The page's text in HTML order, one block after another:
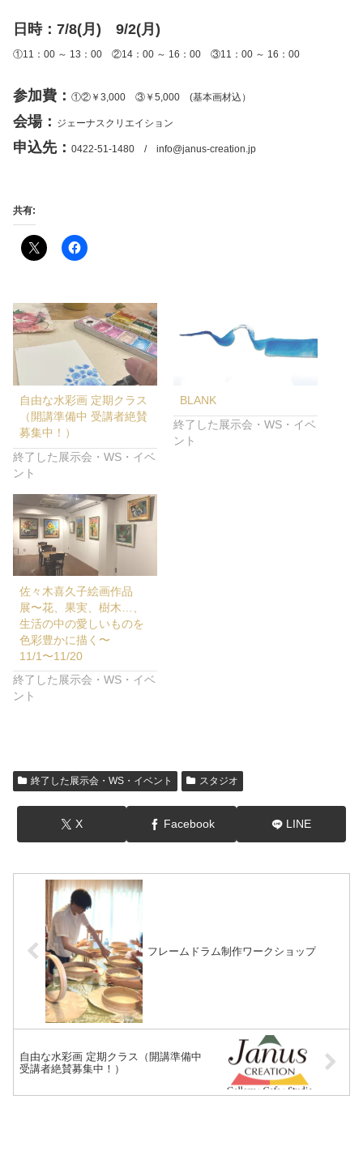
日時：7/8(月) 9/2(月)
①11：00 ～ 13：00 ②14：00 ～ 16：00 ③11：00 ～ 16：00
参加費： ①②￥3,000 ③￥5,000 (基本画材込）
会場： ジェーナスクリエイション
申込先： 0422-51-1480 / info@janus-creation.jp
共有:
自由な水彩画 定期クラス
（開講準備中 受講者絶賛
募集中！）
終了した展示会・WS・イベ
ント
BLANK
終了した展示会・WS・イベ
ント
佐々木喜久子絵画作品
展〜花、果実、樹木…、
生活の中の愛しいものを
色彩豊かに描く〜
11/1〜11/20
終了した展示会・WS・イベ
ント
終了した展示会・WS・イベント スタジオ
X Facebook LINE
フレームドラム制作ワークショップ
自由な水彩画 定期クラス（開講準備中
受講者絶賛募集中！）